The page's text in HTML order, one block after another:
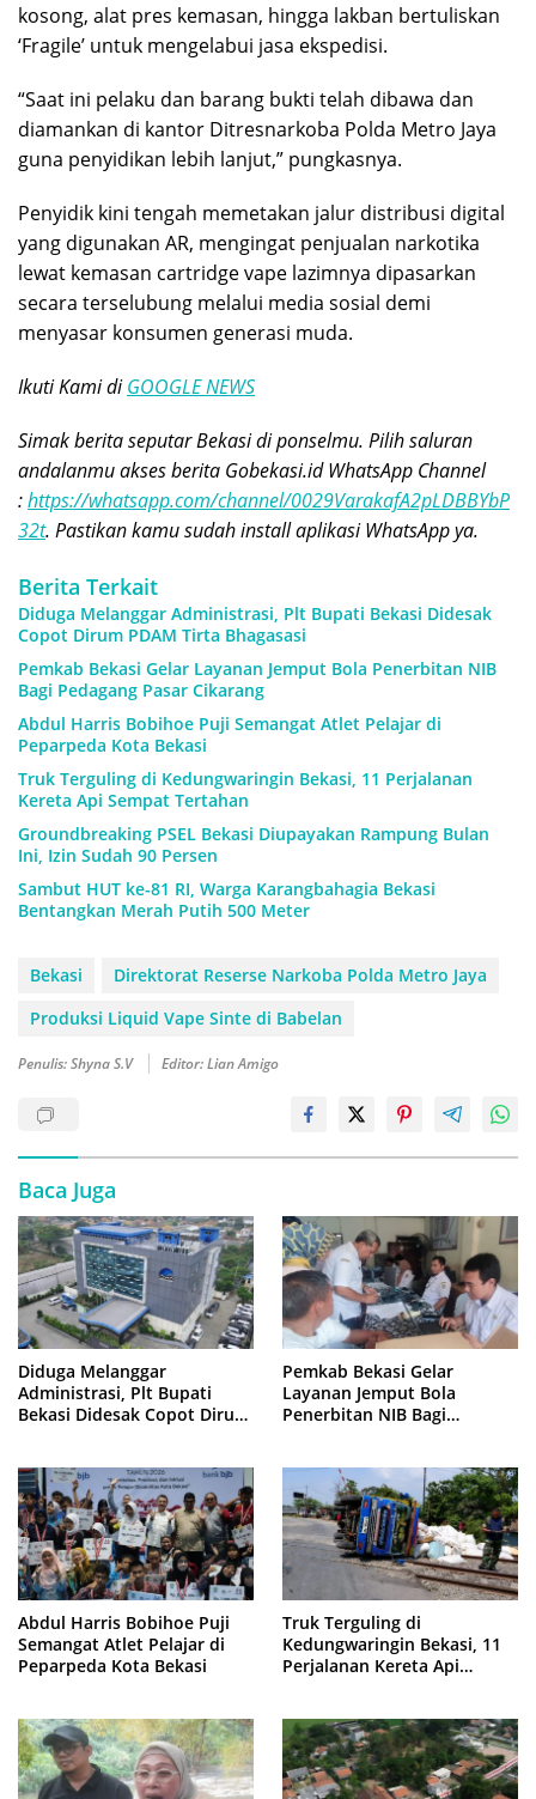
kosong, alat pres kemasan, hingga lakban bertuliskan
‘Fragile’ untuk mengelabui jasa ekspedisi.
“Saat ini pelaku dan barang bukti telah dibawa dan
diamankan di kantor Ditresnarkoba Polda Metro Jaya
guna penyidikan lebih lanjut,” pungkasnya.
Penyidik kini tengah memetakan jalur distribusi digital
yang digunakan AR, mengingat penjualan narkotika
lewat kemasan cartridge vape lazimnya dipasarkan
secara terselubung melalui media sosial demi
menyasar konsumen generasi muda.
Ikuti Kami diGOOGLE NEWS
Simak berita seputar Bekasi di ponselmu. Pilih saluran
andalanmu akses berita Gobekasi.id WhatsApp Channel
:https://whatsapp.com/channel/0029VarakafA2pLDBBYbP
32t. Pastikan kamu sudah install aplikasi WhatsApp ya.
Berita Terkait
Diduga Melanggar Administrasi, Plt Bupati Bekasi Didesak
Copot Dirum PDAM Tirta Bhagasasi
Pemkab Bekasi Gelar Layanan Jemput Bola Penerbitan NIB
Bagi Pedagang Pasar Cikarang
Abdul Harris Bobihoe Puji Semangat Atlet Pelajar di
Peparpeda Kota Bekasi
Truk Terguling di Kedungwaringin Bekasi, 11 Perjalanan
Kereta Api Sempat Tertahan
Groundbreaking PSEL Bekasi Diupayakan Rampung Bulan
Ini, Izin Sudah 90 Persen
Sambut HUT ke-81 RI, Warga Karangbahagia Bekasi
Bentangkan Merah Putih 500 Meter
Bekasi
Direktorat Reserse Narkoba Polda Metro Jaya
Produksi Liquid Vape Sinte di Babelan
Penulis: Shyna S.V Editor: Lian Amigo
Baca Juga
Diduga Melanggar
Administrasi, Plt Bupati
Bekasi Didesak Copot Dirum
Pemkab Bekasi Gelar
Layanan Jemput Bola
Penerbitan NIB Bagi
Abdul Harris Bobihoe Puji
Semangat Atlet Pelajar di
Peparpeda Kota Bekasi
Truk Terguling di
Kedungwaringin Bekasi, 11
Perjalanan Kereta Api